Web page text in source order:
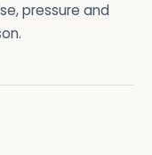
pressure and